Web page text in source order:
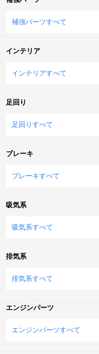
補強パーツすべて
インテリア
インテリアすべて
足回り
足回りすべて
ブレーキ
ブレーキすべて
吸気系
吸気系すべて
排気系
排気系すべて
エンジンパーツ
エンジンパーツすべて